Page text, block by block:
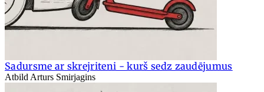
Sadursme ar skrejriteni - kurš sedz zaudējumus
Atbild Arturs Smirjagins